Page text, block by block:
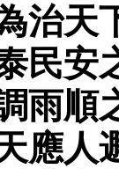
治天
民安
雨順
應人